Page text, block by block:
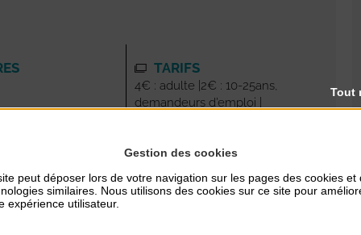
TARIFS
4€ : adulte |2€ : 10-25ans,
demandeurs d’emploi |
Gestion des cookies
peut déposer lors de votre navigation sur les pages des cookies et
similaires. Nous utilisons des cookies sur ce site pour
expérience utilisateur.
Tout